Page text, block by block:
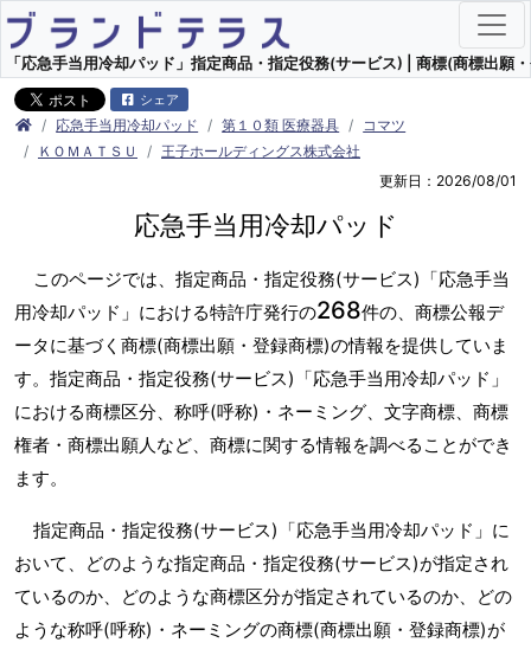
「応急手当用冷却パッド」指定商品・指定役務(サービス) | 商標(商標出願
シェア
応急手当用冷却パッド 第１０類 医療器具
コマツ
ＫＯＭＡＴＳＵ
王子ホールディングス株式会社
更新日：2026/08/01
応急手当用冷却パッド
このページでは、指定商品・指定役務(サービス)「応急手当
用冷却パッド」における特許庁発行の268件の、商標公報デ
ータに基づく商標(商標出願・登録商標)の情報を提供していま
す。指定商品・指定役務(サービス)「応急手当用冷却パッド」
における商標区分、称呼(呼称)・ネーミング、文字商標、商標
権者・商標出願人など、商標に関する情報を調べることができ
ます。
指定商品・指定役務(サービス)「応急手当用冷却パッド」に
おいて、どのような指定商品・指定役務(サービス)が指定され
ているのか、どのような商標区分が指定されているのか、どの
ような称呼(呼称)・ネーミングの商標(商標出願・登録商標)が